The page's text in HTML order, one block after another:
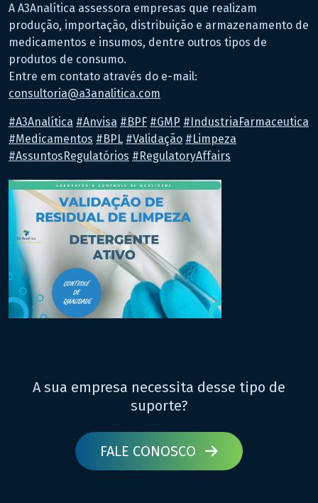
A A3Analítica assessora empresas que realizam
produção, importação, distribuição e armazenamento de
medicamentos e insumos, dentre outros tipos de
produtos de consumo.
Entre em contato através do e-mail:
consultoria@a3analitica.com
hashtag
#A3Analítica hashtag
#Anvisa hashtag
#BPF hashtag
#GMP hashtag
#IndustriaFarmaceutica
hashtag
#Medicamentos hashtag
#BPL hashtag
#Validação hashtag
#Limpeza
#AssuntosRegulatórios hashtag
#RegulatoryAffairs
A sua empresa necessita desse tipo de
suporte?
FALE CONOSCO